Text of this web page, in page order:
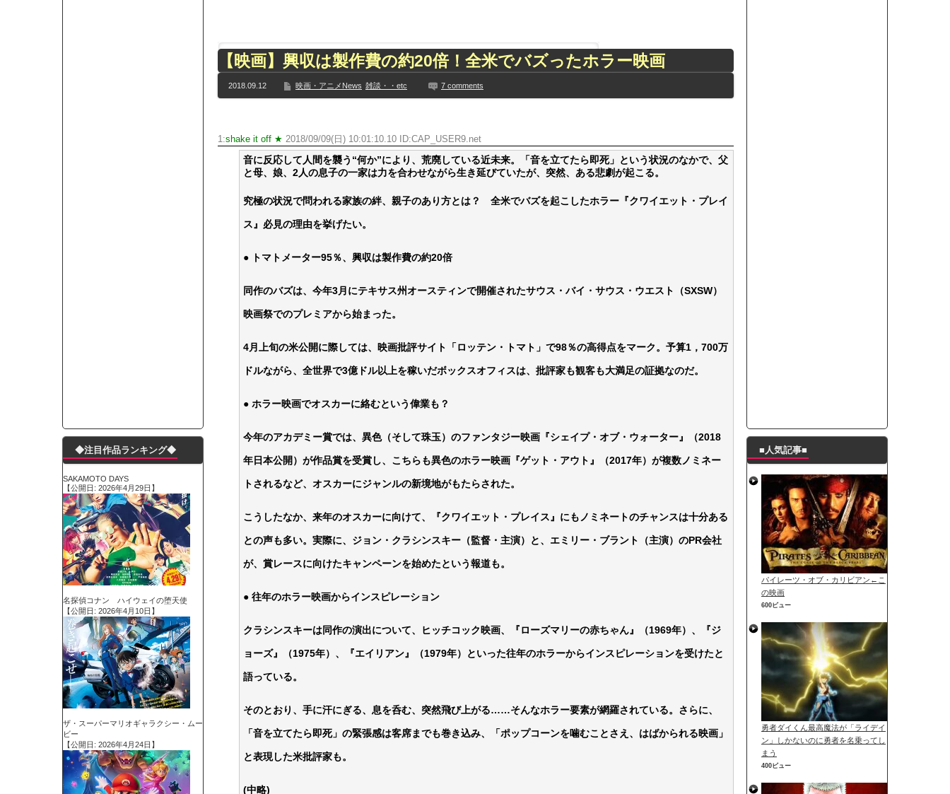
【TWICE】サナが佐藤健とダブル主演の映画で演技に初挑戦‼
【乃木坂】TIFで披露したストライキダンスが大バズリ‼
【速報】石破首相 大敗の責任「両院議員総会での意見や総括を踏まえ、適...
メイドの格好してるちょちょたんの破壊力が半端ない【梅咲遥】
ランJ民ワイ、新しいランニングシューズを手に入れる
モーニングショー「視聴率5.2％！」テレビ朝日「ひたすら自民批判！」...
出自が社長にバレて「愛人になれ」と脅された。辞めたら1週間もしないう...
子供部屋おじさんなんですがコード類の配線ぐちゃぐちゃさせない方法教え...
ポルシェが満を持して送り出す初EV 「タイカン」はテスラのライバルに...
下半身トレーニング、太ももに自信ニキきてくれｗｗｗｗｗｗｗｗｗ
「自衛隊の輸送機はエアコンを運ぶためのものじゃない」と救援活動に文句...
【ミリマス】6年後のアイドル達はどんな感じになってるんだろう
【画像】彼女「ねー、今日のデートこれで行っていー？」ﾊﾟｼｬ
外国人「お前らビッグマックって本当に美味しいと思うか？」
メイドの格好してるちょちょたんの破壊力が半端ない【梅咲遥】
【唖然】渋谷のホームレス対策、とんでもない領域へｗｗｗｗｗｗ
Powered by livedoor 相互RSS
【映画】興収は製作費の約20倍！全米でバズったホラー映画
2018.09.12 映画・アニメNews 雑談・・etc 7 comments
1:shake it off ★ 2018/09/09(日) 10:01:10.10 ID:CAP_USER9.net
音に反応して人間を襲う“何か”により、荒廃している近未来。「音を立てたら即死」という状況のなかで、父
と母、娘、2人の息子の一家は力を合わせながら生き延びていたが、突然、ある悲劇が起こる。
究極の状況で問われる家族の絆、親子のあり方とは？ 全米でバズを起こしたホラー『クワイエット・プレイ
ス』必見の理由を挙げたい。
● トマトメーター95％、興収は製作費の約20倍
同作のバズは、今年3月にテキサス州オースティンで開催されたサウス・バイ・サウス・ウエスト（SXSW）
映画祭でのプレミアから始まった。
4月上旬の米公開に際しては、映画批評サイト「ロッテン・トマト」で98％の高得点をマーク。予算1，700万
ドルながら、全世界で3億ドル以上を稼いだボックスオフィスは、批評家も観客も大満足の証拠なのだ。
● ホラー映画でオスカーに絡むという偉業も？
今年のアカデミー賞では、異色（そして珠玉）のファンタジー映画『シェイプ・オブ・ウォーター』（2018
年日本公開）が作品賞を受賞し、こちらも異色のホラー映画『ゲット・アウト』（2017年）が複数ノミネー
トされるなど、オスカーにジャンルの新境地がもたらされた。
こうしたなか、来年のオスカーに向けて、『クワイエット・プレイス』にもノミネートのチャンスは十分ある
との声も多い。実際に、ジョン・クラシンスキー（監督・主演）と、エミリー・ブラント（主演）のPR会社
が、賞レースに向けたキャンペーンを始めたという報道も。
● 往年のホラー映画からインスピレーション
クラシンスキーは同作の演出について、ヒッチコック映画、『ローズマリーの赤ちゃん』（1969年）、『ジ
ョーズ』（1975年）、『エイリアン』（1979年）といった往年のホラーからインスピレーションを受けたと
語っている。
そのとおり、手に汗にぎる、息を呑む、突然飛び上がる……そんなホラー要素が網羅されている。さらに、
「音を立てたら即死」の緊張感は客席までも巻き込み、「ポップコーンを噛むことさえ、はばかられる映画」
と表現した米批評家も。
(中略)
◆注目作品ランキング◆
SAKAMOTO DAYS
【公開日: 2026年4月29日】
名探偵コナン ハイウェイの堕天使
【公開日: 2026年4月10日】
ザ・スーパーマリオギャラクシー・ムー
ビー
【公開日: 2026年4月24日】
■人気記事■
パイレーツ・オブ・カリビアン←こ
の映画
600ビュー
勇者ダイくん最高魔法が「ライデイ
ン」しかないのに勇者を名乗ってし
まう
400ビュー